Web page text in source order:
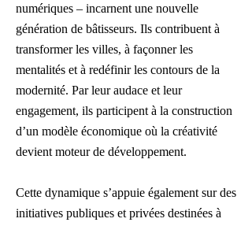
numériques – incarnent une nouvelle
génération de bâtisseurs. Ils contribuent à
transformer les villes, à façonner les
mentalités et à redéfinir les contours de la
modernité. Par leur audace et leur
engagement, ils participent à la construction
d’un modèle économique où la créativité
devient moteur de développement.
Cette dynamique s’appuie également sur des
initiatives publiques et privées destinées à